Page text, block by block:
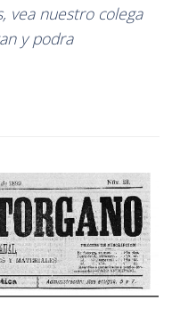
vea nuestro colega
y podra